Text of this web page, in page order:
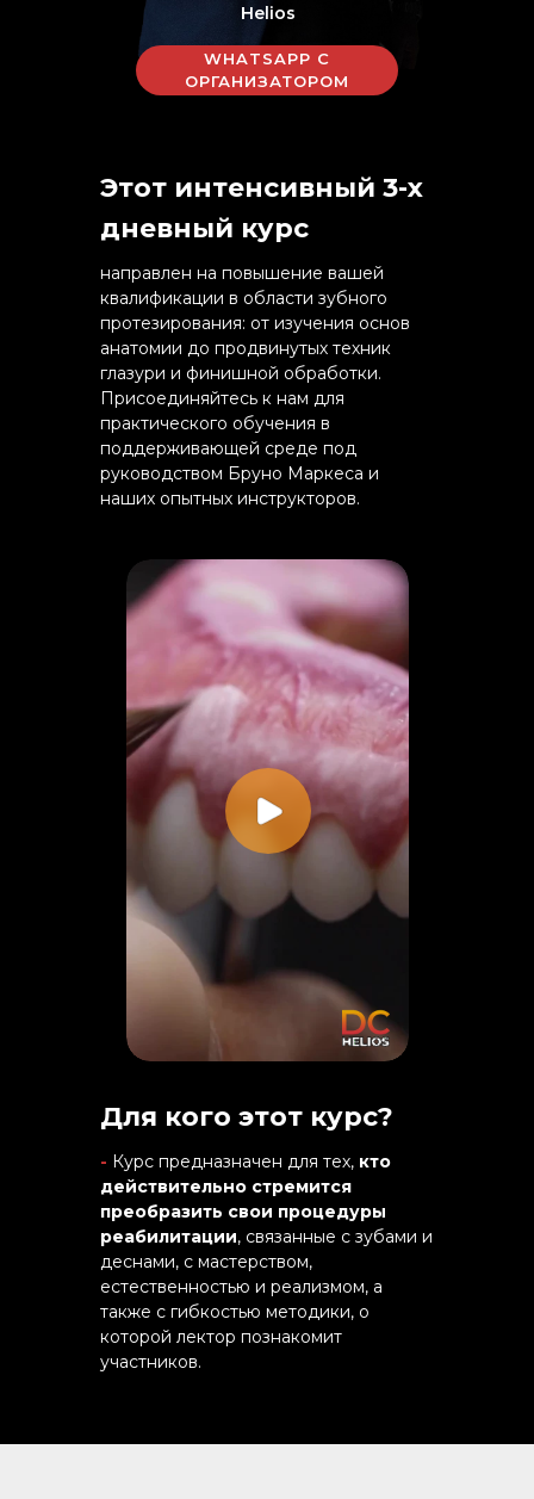
Helios
WHATSAPP С
ОРГАНИЗАТОРОМ
Для кого этот курс?
- Курс предназначен для тех, кто
действительно стремится
преобразить свои процедуры
реабилитации, связанные с зубами и
деснами, с мастерством,
естественностью и реализмом, а
также с гибкостью методики, о
которой лектор познакомит
участников.
Этот интенсивный 3-х
дневный курс
направлен на повышение вашей
квалификации в области зубного
протезирования: от изучения основ
анатомии до продвинутых техник
глазури и финишной обработки.
Присоединяйтесь к нам для
практического обучения в
поддерживающей среде под
руководством Бруно Маркеса и
наших опытных инструкторов.